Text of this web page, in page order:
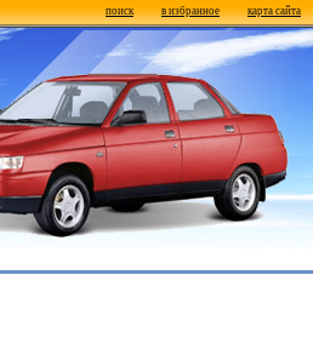
поиск в избранное карта сайта